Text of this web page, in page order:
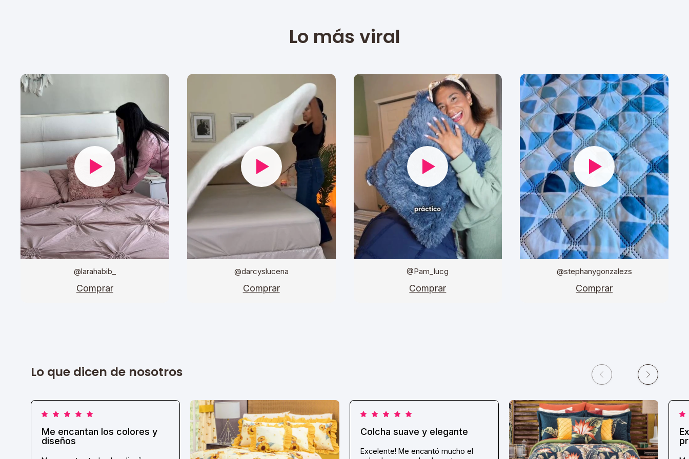
Lo más viral
@larahabib_
Comprar
@darcyslucena
Comprar
@Pam_lucg
Comprar
@stephanygonzalezs
Comprar
Lo que dicen de nosotros
Me encantan los colores y
diseños
Colcha suave y elegante
Excelente! Me encantó mucho el